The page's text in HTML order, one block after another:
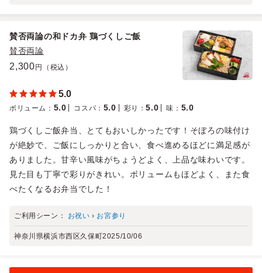
賛否両論の和ドカ弁 鶏づくしご飯
賛否両論
2,300 円（税込）
5.0
ボリューム ： 5.0 コスパ ： 5.0 彩り ：5.0 味 ： 5.0
鶏づくしご飯弁当、とてもおいしかったです！そぼろの味付け
が絶妙で、ご飯にしっかりと合い、食べ進めるほどに満足感が
ありました。甘辛い風味がちょうどよく、上品な味わいです。
見た目も丁寧で彩りがきれい。ボリュームもほどよく、また食
べたくなるお弁当でした！
ご利用シーン： お祝い › お宮参り
神奈川県横浜市西区久保町2025/10/06